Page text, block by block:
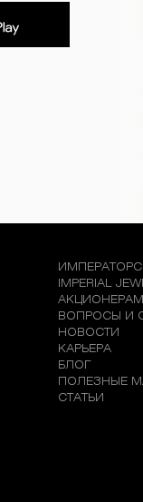
IMPERIAL
АКЦИОНЕРАМ
ВОПРОСЫ И
НОВОСТИ
КАРЬЕРА
БЛОГ
ПОЛЕЗНЫЕ
СТАТЬИ